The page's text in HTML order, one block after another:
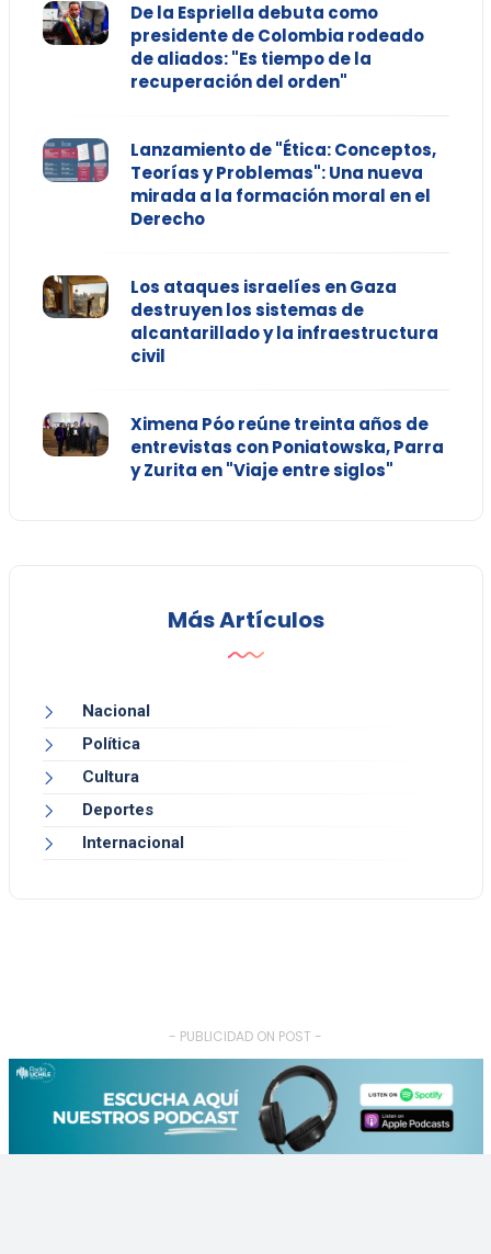
De la Espriella debuta como
presidente de Colombia rodeado
de aliados: "Es tiempo de la
recuperación del orden"
Lanzamiento de "Ética: Conceptos,
Teorías y Problemas": Una nueva
mirada a la formación moral en el
Derecho
Los ataques israelíes en Gaza
destruyen los sistemas de
alcantarillado y la infraestructura
civil
Ximena Póo reúne treinta años de
entrevistas con Poniatowska, Parra
y Zurita en "Viaje entre siglos"
Más Artículos
Nacional
Política
Cultura
Deportes
Internacional
- PUBLICIDAD ON POST -